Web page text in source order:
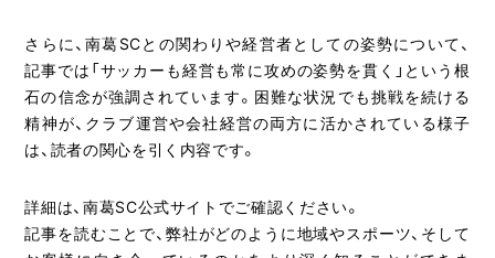
さらに、南葛SCとの関わりや経営者としての姿勢について、
記事では「サッカーも経営も常に攻めの姿勢を貫く」という根
石の信念が強調されています。困難な状況でも挑戦を続ける
精神が、クラブ運営や会社経営の両方に活かされている様子
は、読者の関心を引く内容です。
詳細は、南葛SC公式サイトでご確認ください。
記事を読むことで、弊社がどのように地域やスポーツ、そして